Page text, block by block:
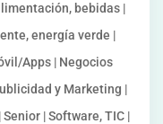
bebidas |
energía verde |
Apps | Negocios
y Marketing |
| Software, TIC |